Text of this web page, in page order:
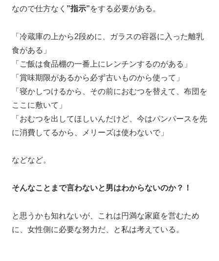
なので仕方なく ”指示”をする必要がある。
「冷蔵庫の上から2段めに、ガラスの容器に入った離乳
食がある」
「ご飯は食品棚の一番上にレンチンするのがある」
「賞味期限があるから必ず古いものから使って」
「寝かしつけるから、その前におむつを替えて、布団を
ここに敷いて」
「おむつを出してほしいんだけど、今はパンパースを先
に消費してるから、メリーズは使わないで」
などなど。
そんなことまで言わないと男はわからないのか？！
と思うかも知れないが、これは円満な家庭を営むため
に、女性側に必要な努力だ、と私は考えている。